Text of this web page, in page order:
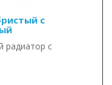
с
радиатор с